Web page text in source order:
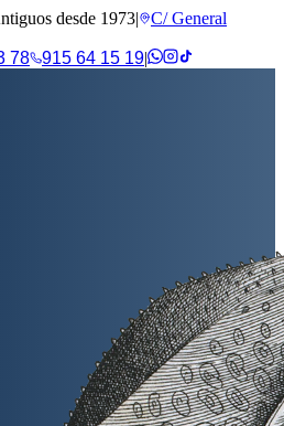
desde 1973|
C/ General
78 915 64 15 19|